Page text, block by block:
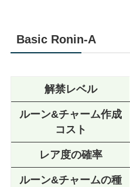
Basic Ronin-A
解禁レベル
ルーン&チャーム作成
コスト
レア度の確率
ルーン&チャームの種